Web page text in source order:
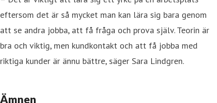
eftersom det är så mycket man kan lära sig bara genom
att se andra jobba, att få fråga och prova själv. Teorin är
bra och viktig, men kundkontakt och att få jobba med
riktiga kunder är ännu bättre, säger Sara Lindgren.
Ämnen